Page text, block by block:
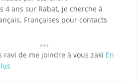
4 ans sur Rabat, je cherche à
Françaises pour contacts
ravi de me joindre à vous zaki En